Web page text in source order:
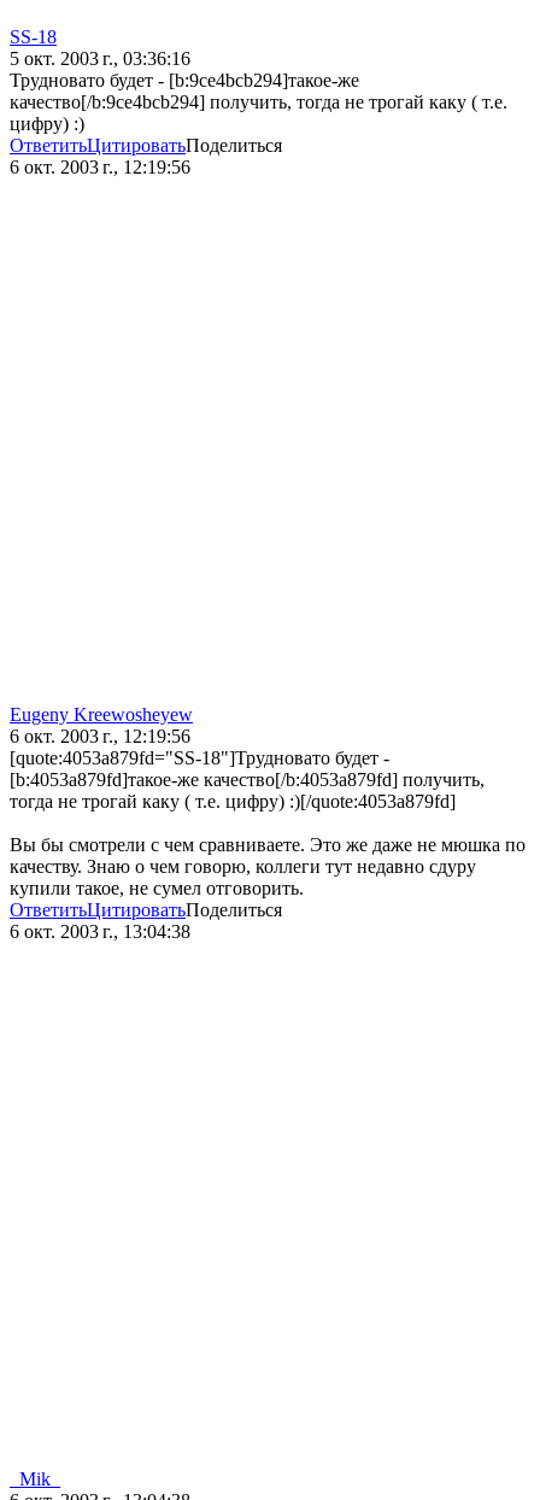
SS-18
5 окт. 2003 г., 03:36:16
Трудновато будет - [b:9ce4bcb294]такое-же
качество[/b:9ce4bcb294] получить, тогда не трогай каку ( т.е.
цифру) :)
ОтветитьЦитироватьПоделиться
6 окт. 2003 г., 12:19:56
Eugeny Kreewosheyew
6 окт. 2003 г., 12:19:56
[quote:4053a879fd="SS-18"]Трудновато будет -
[b:4053a879fd]такое-же качество[/b:4053a879fd] получить,
тогда не трогай каку ( т.е. цифру) :)[/quote:4053a879fd]
Вы бы смотрели с чем сравниваете. Это же даже не мюшка по
качеству. Знаю о чем говорю, коллеги тут недавно сдуру
купили такое, не сумел отговорить.
ОтветитьЦитироватьПоделиться
6 окт. 2003 г., 13:04:38
_Mik_